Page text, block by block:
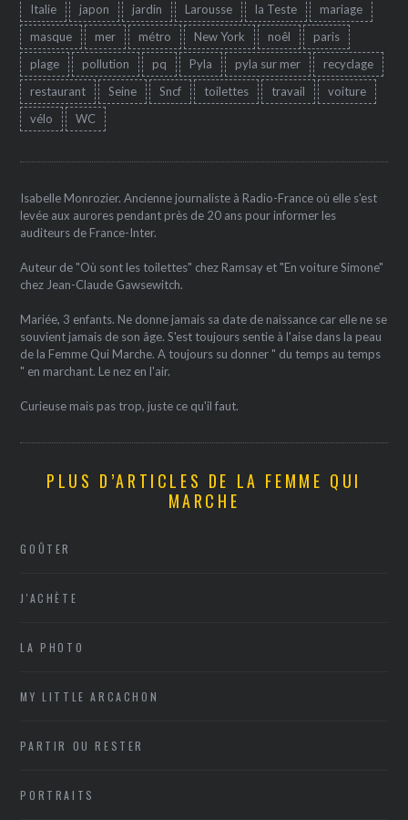
Italie
japon jardin Larousse la Teste
mariage
masque
mer métro New York noêl
paris
plage
pollution pq Pyla pyla sur mer
recyclage
restaurant
Seine Sncf toilettes travail
voiture
vélo
WC
Isabelle Monrozier. Ancienne journaliste à Radio-France où elle s'est
levée aux aurores pendant près de 20 ans pour informer les
auditeurs de France-Inter.
Auteur de "Où sont les toilettes" chez Ramsay et "En voiture Simone"
chez Jean-Claude Gawsewitch.
Mariée, 3 enfants. Ne donne jamais sa date de naissance car elle ne se
souvient jamais de son âge. S'est toujours sentie à l'aise dans la peau
de la Femme Qui Marche. A toujours su donner " du temps au temps
" en marchant. Le nez en l'air.
Curieuse mais pas trop, juste ce qu'il faut.
PLUS D’ARTICLES DE LA FEMME QUI
MARCHE
GOÛTER
J'ACHÈTE
LA PHOTO
MY LITTLE ARCACHON
PARTIR OU RESTER
PORTRAITS